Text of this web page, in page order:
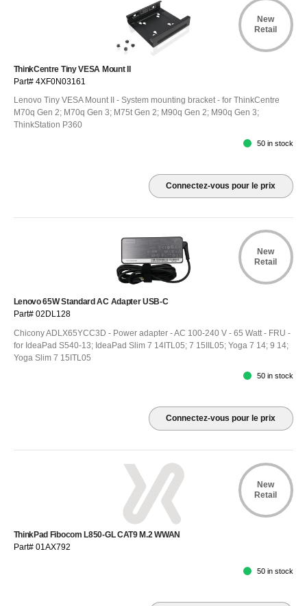
New
Retail
ThinkCentre Tiny VESA Mount II
Part# 4XF0N03161
Lenovo Tiny VESA Mount II - System mounting bracket - for ThinkCentre
M70q Gen 2; M70q Gen 3; M75t Gen 2; M90q Gen 2; M90q Gen 3;
ThinkStation P360
50 in stock
Connectez-vous pour le prix
New
Retail
Lenovo 65W Standard AC Adapter USB-C
Part# 02DL128
Chicony ADLX65YCC3D - Power adapter - AC 100-240 V - 65 Watt - FRU -
for IdeaPad S540-13; IdeaPad Slim 7 14ITL05; 7 15IIL05; Yoga 7 14; 9 14;
Yoga Slim 7 15ITL05
50 in stock
Connectez-vous pour le prix
New
Retail
ThinkPad Fibocom L850-GL CAT9 M.2 WWAN
Part# 01AX792
50 in stock